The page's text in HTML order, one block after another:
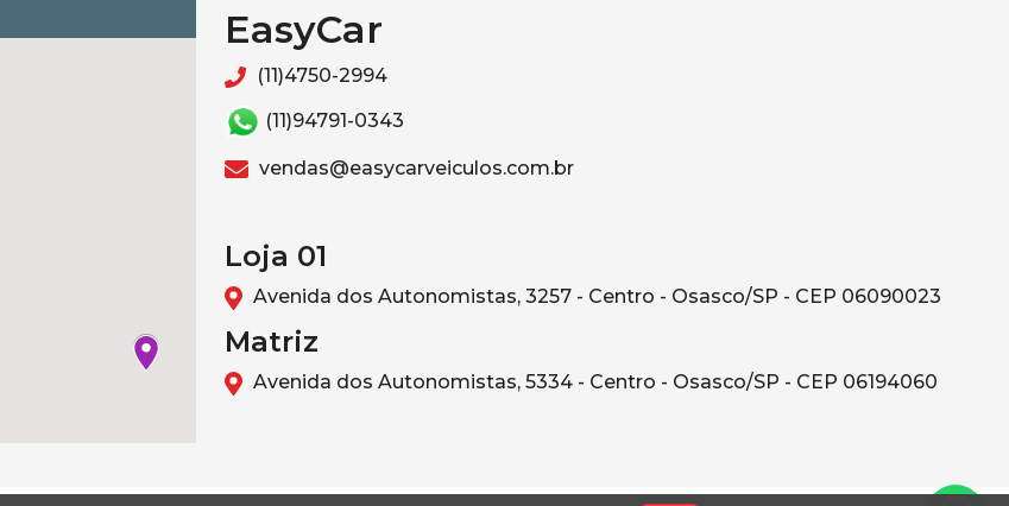
EasyCar
(11)4750-2994
(11)94791-0343
vendas@easycarveiculos.com.br
Loja 01
Avenida dos Autonomistas, 3257 - Centro - Osasco/SP - CEP 06090023
Matriz
Avenida dos Autonomistas, 5334 - Centro - Osasco/SP - CEP 06194060